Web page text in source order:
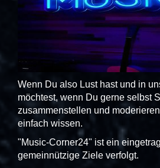
Wenn Du also Lust hast und in
möchtest, wenn Du gerne selbst
zusammenstellen und
einfach wissen.
"Music-Corner24" ist ein
gemeinnützige Ziele verfolgt.